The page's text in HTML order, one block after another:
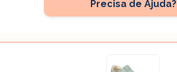
Precisa de Ajuda?